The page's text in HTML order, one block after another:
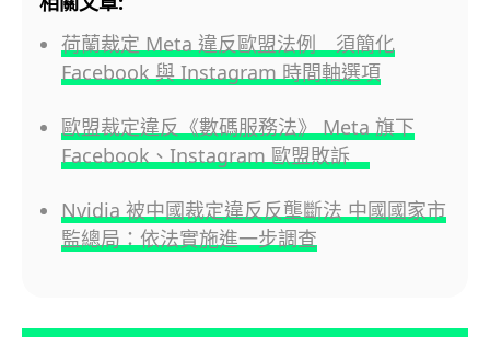
荷蘭裁定 Meta 違反歐盟法例 須簡化
Facebook 與 Instagram 時間軸選項
歐盟裁定違反《數碼服務法》 Meta 旗下
Facebook、Instagram 歐盟敗訴
Nvidia 被中國裁定違反反壟斷法 中國國家市
監總局：依法實施進一步調查